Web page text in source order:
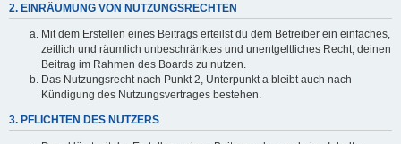
2. EINRÄUMUNG VON NUTZUNGSRECHTEN
Mit dem Erstellen eines Beitrags erteilst du dem Betreiber ein einfaches,
zeitlich und räumlich unbeschränktes und unentgeltliches Recht, deinen
Beitrag im Rahmen des Boards zu nutzen.
Das Nutzungsrecht nach Punkt 2, Unterpunkt a bleibt auch nach
Kündigung des Nutzungsvertrages bestehen.
3. PFLICHTEN DES NUTZERS